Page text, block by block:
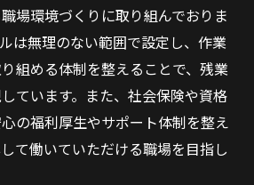
場環境づくりに取り組んでおりま
は無理のない範囲で設定し、作業
組める体制を整えることで、残業
ています。また、社会保険や資格
の福利厚生やサポート体制を整え
て働いていただける職場を目指し